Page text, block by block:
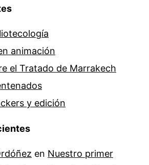
animación
el Tratado de Marrakech
y edición
en Nuestro primer